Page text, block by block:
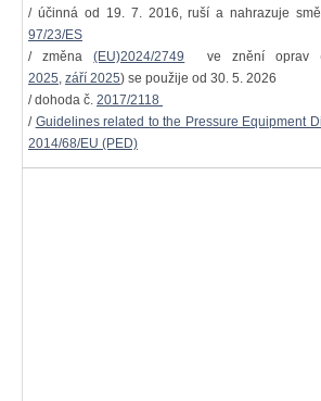
/ účinná od 19. 7. 2016, ruší a nahrazuje
97/23/ES
/ změna(EU)2024/2749 ve znění oprav
2025, září 2025) se použije od 30. 5. 2026
/ dohoda č. 2017/2118
/ Guidelines related to the Pressure Equipment
2014/68/EU (PED)